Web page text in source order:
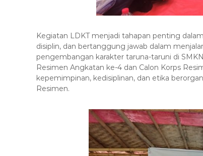
Kegiatan LDKT menjadi tahapan penting
disiplin, dan bertanggung jawab dalam
pengembangan karakter taruna-taruni di
Resimen Angkatan ke-4 dan Calon Korps
kepemimpinan, kedisiplinan, dan etika
Resimen.